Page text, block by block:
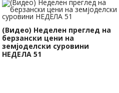
(Видео) Неделен преглед на
берзански цени на
земјоделски суровини
НЕДЕЛА 51